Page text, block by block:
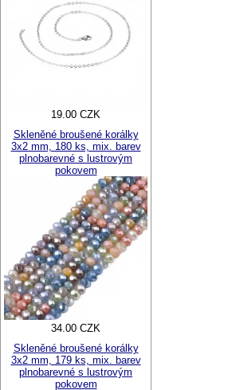
19.00 CZK
Skleněné broušené korálky
3x2 mm, 180 ks, mix. barev
plnobarevné s lustrovým
pokovem
34.00 CZK
Skleněné broušené korálky
3x2 mm, 179 ks, mix. barev
plnobarevné s lustrovým
pokovem